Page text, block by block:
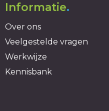
Informatie.
Over ons
Veelgestelde vragen
Werkwijze
Kennisbank